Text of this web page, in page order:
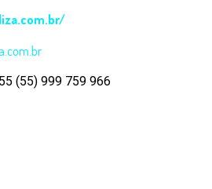
(55) 999 759 966